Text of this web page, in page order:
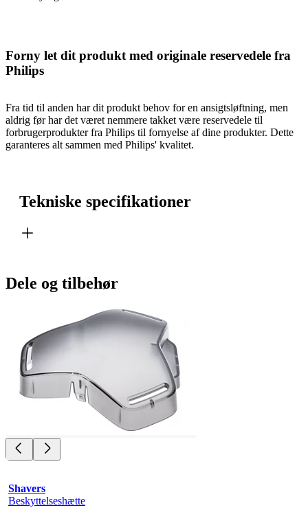
Forny let dit produkt med originale reservedele fra
Philips
Fra tid til anden har dit produkt behov for en ansigtsløftning, men
aldrig før har det været nemmere takket være reservedele til
forbrugerprodukter fra Philips til fornyelse af dine produkter. Dette
garanteres alt sammen med Philips' kvalitet.
Tekniske specifikationer
Dele og tilbehør
Shavers
Beskyttelseshætte